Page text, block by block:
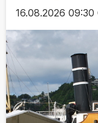
16.08.2026 09:30